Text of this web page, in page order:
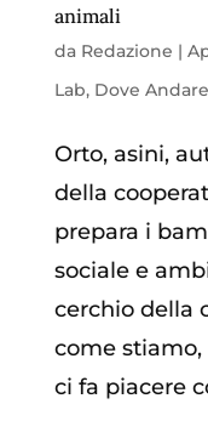
animali
da Redazione |
Lab, Dove Andare
Orto, asini,
della
prepara i
sociale e
cerchio della
come stiamo,
ci fa piacere